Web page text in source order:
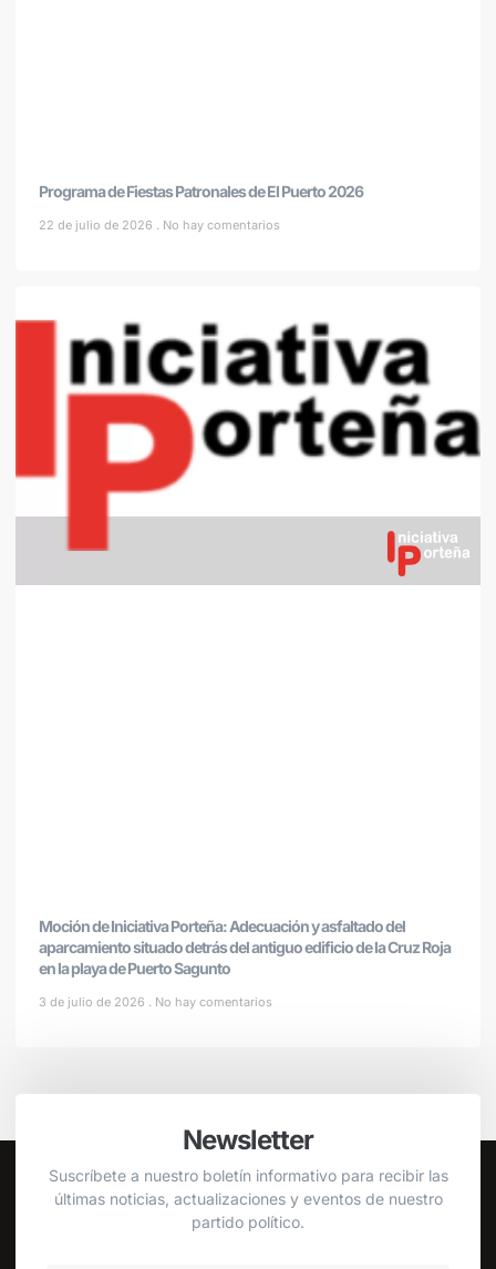
Programa de Fiestas Patronales de El Puerto 2026
22 de julio de 2026 No hay comentarios
Moción de Iniciativa Porteña: Adecuación y asfaltado del
aparcamiento situado detrás del antiguo edificio de la Cruz Roja
en la playa de Puerto Sagunto
3 de julio de 2026 No hay comentarios
Newsletter
Suscríbete a nuestro boletín informativo para recibir las
últimas noticias, actualizaciones y eventos de nuestro
partido político.